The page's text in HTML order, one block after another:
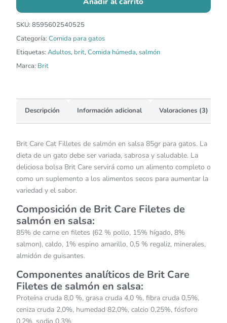
SKU: 8595602540525
Categoría: Comida para gatos
Etiquetas: Adultos, brit,Comida húmeda,salmón
Marca: Brit
Descripción Información adicional Valoraciones (3)
Brit Care Cat Filletes de salmón en salsa 85gr para gatos. La
dieta de un gato debe ser variada, sabrosa y saludable. La
deliciosa bolsa Brit Care servirá como un alimento completo o
como un suplemento a los alimentos secos para aumentar la
variedad y el sabor.
Composición de Brit Care Filetes de
salmón en salsa:
85% de carne en filetes (62 % pollo, 15% hígado, 8%
salmon), caldo, 1% espino amarillo, 0,5 % regaliz, minerales,
almidón de guisantes.
Componentes analíticos de Brit Care
Filetes de salmón en salsa:
Proteína cruda 8,0 %, grasa cruda 4,0 %, fibra cruda 0,5%,
ceniza cruda 2,0%, humedad 82,0%, calcio 0,25%, fósforo
0,2%, sodio 0,3%